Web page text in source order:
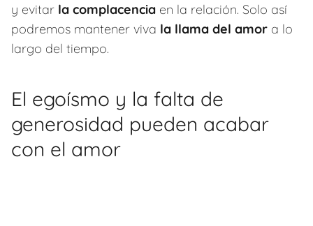
y evitar la complacencia en la relación. Solo así
podremos mantener viva la llama del amor a lo
largo del tiempo.
El egoísmo y la falta de
generosidad pueden acabar
con el amor